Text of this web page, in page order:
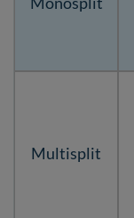
Multisplit